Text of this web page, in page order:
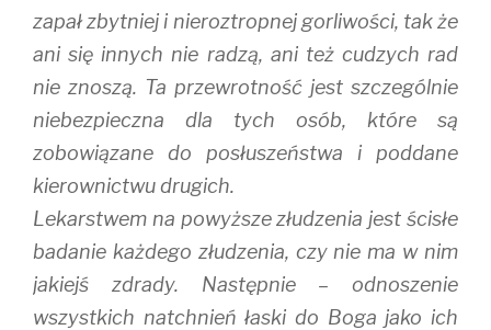
zapał zbytniej i nieroztropnej gorliwości, tak że
ani się innych nie radzą, ani też cudzych rad
nie znoszą. Ta przewrotność jest szczególnie
niebezpieczna dla tych osób, które są
zobowiązane do posłuszeństwa i poddane
kierownictwu drugich.
Lekarstwem na powyższe złudzenia jest ścisłe
badanie każdego złudzenia, czy nie ma w nim
jakiejś zdrady. Następnie – odnoszenie
wszystkich natchnień łaski do Boga jako ich